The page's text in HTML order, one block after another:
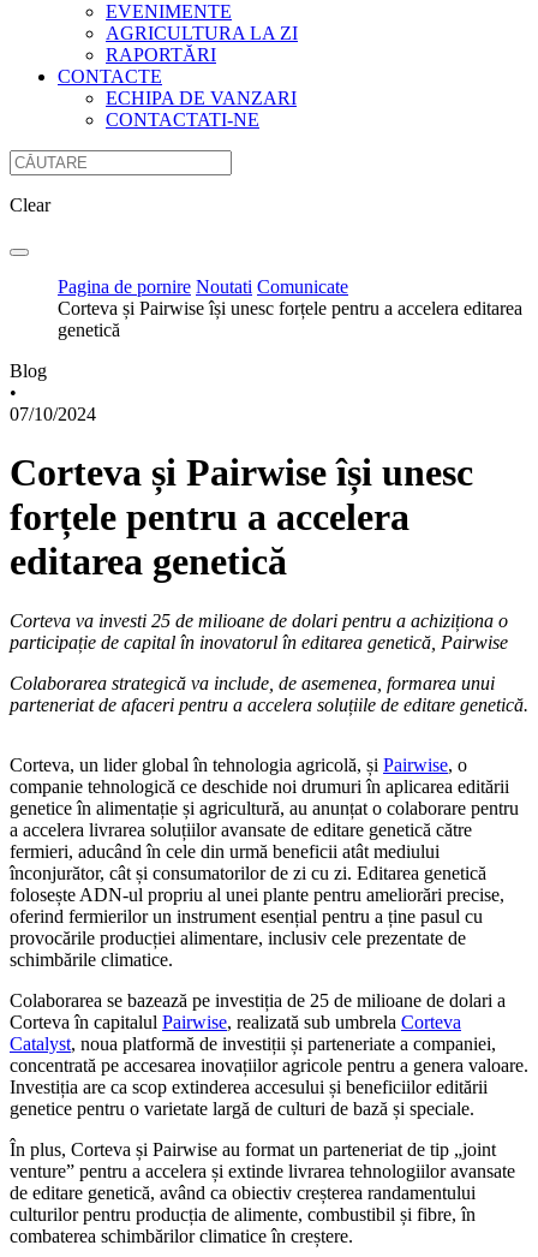
EVENIMENTE
AGRICULTURA LA ZI
RAPORTĂRI
CONTACTE
ECHIPA DE VANZARI
CONTACTATI-NE
Clear
Pagina de pornire Noutati Comunicate
Corteva și Pairwise își unesc forțele pentru a accelera editarea
genetică
Blog
•
07/10/2024
Corteva și Pairwise își unesc
forțele pentru a accelera
editarea genetică
Corteva va investi 25 de milioane de dolari pentru a achiziționa o
participație de capital în inovatorul în editarea genetică, Pairwise
Colaborarea strategică va include, de asemenea, formarea unui
parteneriat de afaceri pentru a accelera soluțiile de editare genetică.
Corteva, un lider global în tehnologia agricolă, și Pairwise, o
companie tehnologică ce deschide noi drumuri în aplicarea editării
genetice în alimentație și agricultură, au anunțat o colaborare pentru
a accelera livrarea soluțiilor avansate de editare genetică către
fermieri, aducând în cele din urmă beneficii atât mediului
înconjurător, cât și consumatorilor de zi cu zi. Editarea genetică
folosește ADN-ul propriu al unei plante pentru ameliorări precise,
oferind fermierilor un instrument esențial pentru a ține pasul cu
provocările producției alimentare, inclusiv cele prezentate de
schimbările climatice.
Colaborarea se bazează pe investiția de 25 de milioane de dolari a
Corteva în capitalul Pairwise, realizată sub umbrela Corteva
Catalyst, noua platformă de investiții și parteneriate a companiei,
concentrată pe accesarea inovațiilor agricole pentru a genera valoare.
Investiția are ca scop extinderea accesului și beneficiilor editării
genetice pentru o varietate largă de culturi de bază și speciale.
În plus, Corteva și Pairwise au format un parteneriat de tip „joint
venture” pentru a accelera și extinde livrarea tehnologiilor avansate
de editare genetică, având ca obiectiv creșterea randamentului
culturilor pentru producția de alimente, combustibil și fibre, în
combaterea schimbărilor climatice în creștere.